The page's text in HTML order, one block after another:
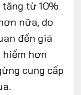
từ 10%
nữa, do
đến giá
hiếm hơn
cung cấp